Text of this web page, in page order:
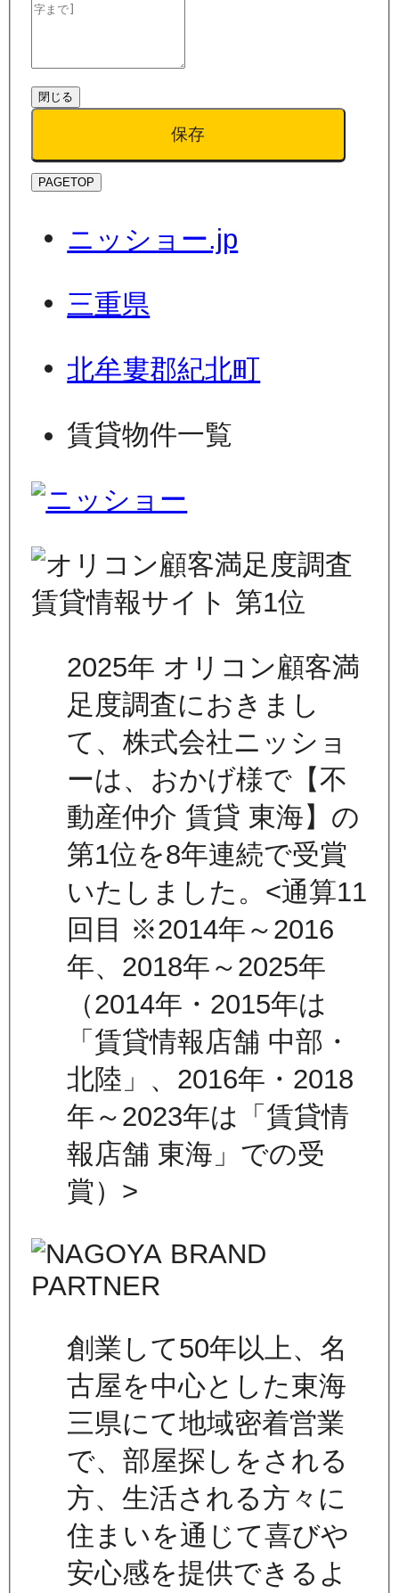
閉じる
保存
PAGETOP
ニッショー.jp
三重県
北牟婁郡紀北町
賃貸物件一覧
2025年 オリコン顧客満
足度調査におきまし
て、株式会社ニッショ
ーは、おかげ様で【不
動産仲介 賃貸 東海】の
第1位を8年連続で受賞
いたしました。<通算11
回目 ※2014年～2016
年、2018年～2025年
（2014年・2015年は
「賃貸情報店舗 中部・
北陸」、2016年・2018
年～2023年は「賃貸情
報店舗 東海」での受
賞）>
創業して50年以上、名
古屋を中心とした東海
三県にて地域密着営業
で、部屋探しをされる
方、生活される方々に
住まいを通じて喜びや
安心感を提供できるよ